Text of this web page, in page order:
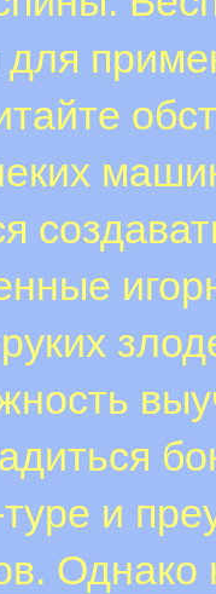
и
Однако